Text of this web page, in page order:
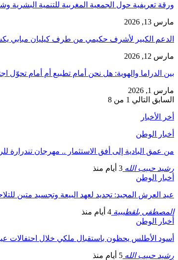
ورقة تعريفية حول الجمعية المغربية للتنمية البشرية
مارس 13, 2026
الدعم الكبير لأشرف حكيمي من طرف كيليان مبابي
مارس 12, 2026
بين الدراما والهوية: هل نحن أمام تطبيع أم أمام تحوّل
مارس 1, 2026
السابق التالي 1 من 8
أخر الأخبار
أخبار الوطن
من عمق البادية إلى أفق الاستثمار .. مهرجان تندرارة
رشيد حبيب الله 3 أيام منذ
أخبار الوطن
عيد العرش المجيد: تجديد لعهد البيعة وتجسيد متين
المصطفى بلقطيبية 4 أيام منذ
أخبار الوطن
أسود الأطلس يحظون باستقبال ملكي خلال احتفالات
رشيد حبيب الله 5 أيام منذ